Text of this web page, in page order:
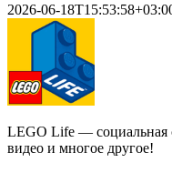
2026-06-
LEGO Life — социальная
видео и многое другое!